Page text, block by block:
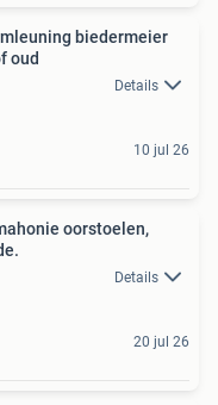
biedermeier
oud
Details
10 jul 26
oorstoelen,
Details
20 jul 26